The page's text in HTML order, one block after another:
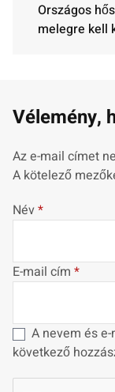
Országos
melegre kell
Vélemény,
Az e-mail címet
A kötelező
Név*
E-mail cím *
A nevem és
következő